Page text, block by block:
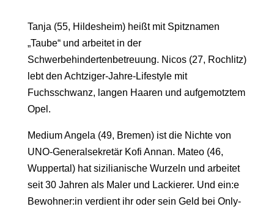
Tanja (55, Hildesheim) heißt mit Spitznamen
„Taube“ und arbeitet in der
Schwerbehindertenbetreuung. Nicos (27, Rochlitz)
lebt den Achtziger-Jahre-Lifestyle mit
Fuchsschwanz, langen Haaren und aufgemotztem
Opel.
Medium Angela (49, Bremen) ist die Nichte von
UNO-Generalsekretär Kofi Annan. Mateo (46,
Wuppertal) hat sizilianische Wurzeln und arbeitet
seit 30 Jahren als Maler und Lackierer. Und ein:e
Bewohner:in verdient ihr oder sein Geld bei Only-